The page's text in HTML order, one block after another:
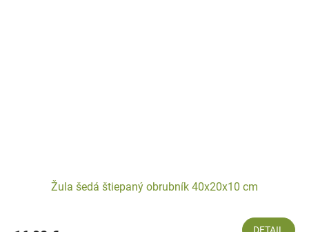
Žula šedá štiepaný obrubník 40x20x10 cm